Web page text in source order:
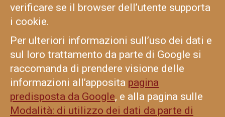
verificare se il browser dell’utente supporta
i cookie.
Per ulteriori informazioni sull’uso dei dati e
sul loro trattamento da parte di Google si
raccomanda di prendere visione delle
informazioni all’apposita pagina
predisposta da Google, e alla pagina sulle
Modalità: di utilizzo dei dati da parte di